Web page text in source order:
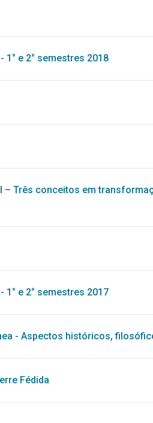
e 2° semestres 2018
– Três conceitos em
e 2° semestres 2017
- Aspectos históricos,
Fédida